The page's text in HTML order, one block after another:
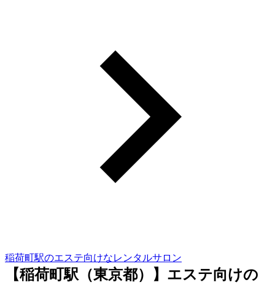
稲荷町駅のエステ向けなレンタルサロン
【稲荷町駅（東京都）】エステ向けの